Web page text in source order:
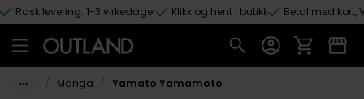
Hopp til hovedinnhold
Rask levering: 1-3 virkedager Klikk og hent i butikk Betal med kort,
Manga Yamato Yamamoto